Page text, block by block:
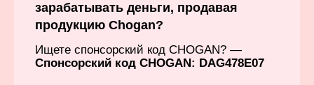
зарабатывать деньги, продавая
продукцию Chogan?
Ищете спонсорский код CHOGAN? —
Спонсорский код CHOGAN: DAG478E07